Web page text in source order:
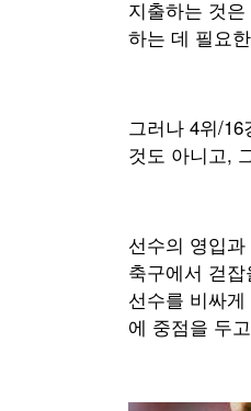
지출하는 것
하는 데 필요
그러나 4위/
것도 아니고,
선수의 영입
축구에서 걷
선수를 비싸
에 중점을 두